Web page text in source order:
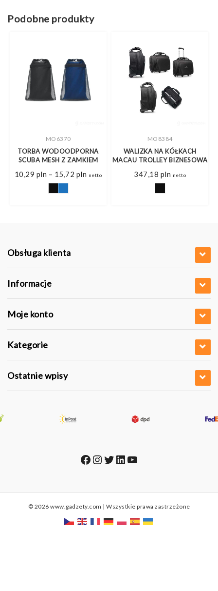
Podobne produkty
MO6370
TORBA WODOODPORNA
SCUBA MESH Z ZAMKIEM
10,29 pln – 15,72 pln Zakres
netto
MO8384
WALIZKA NA KÓŁKACH
MACAU TROLLEY BIZNESOWA
347,18 pln netto
Obsługa klienta
Informacje
Moje konto
Kategorie
Ostatnie wpisy
Facebook
Instagram
Twitter
LinkedIn
YouTube
© 2026 www.gadzety.com | Wszystkie prawa zastrzeżone